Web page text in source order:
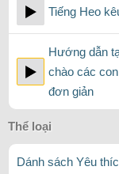
Tiếng Heo
Hướng dẫn
chào các
đơn giản
Thể loại
Dánh sách Yêu